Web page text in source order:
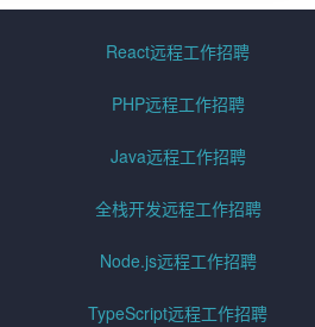
React远程工作招聘
PHP远程工作招聘
Java远程工作招聘
全栈开发远程工作招聘
Node.js远程工作招聘
TypeScript远程工作招聘